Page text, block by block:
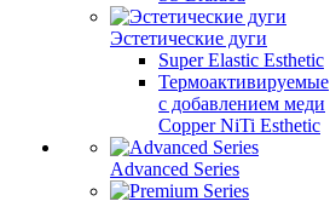
Эстетические дуги
Super Elastic Esthetic
Термоактивируемые
с добавлением меди
Copper NiTi Esthetic
Advanced Series